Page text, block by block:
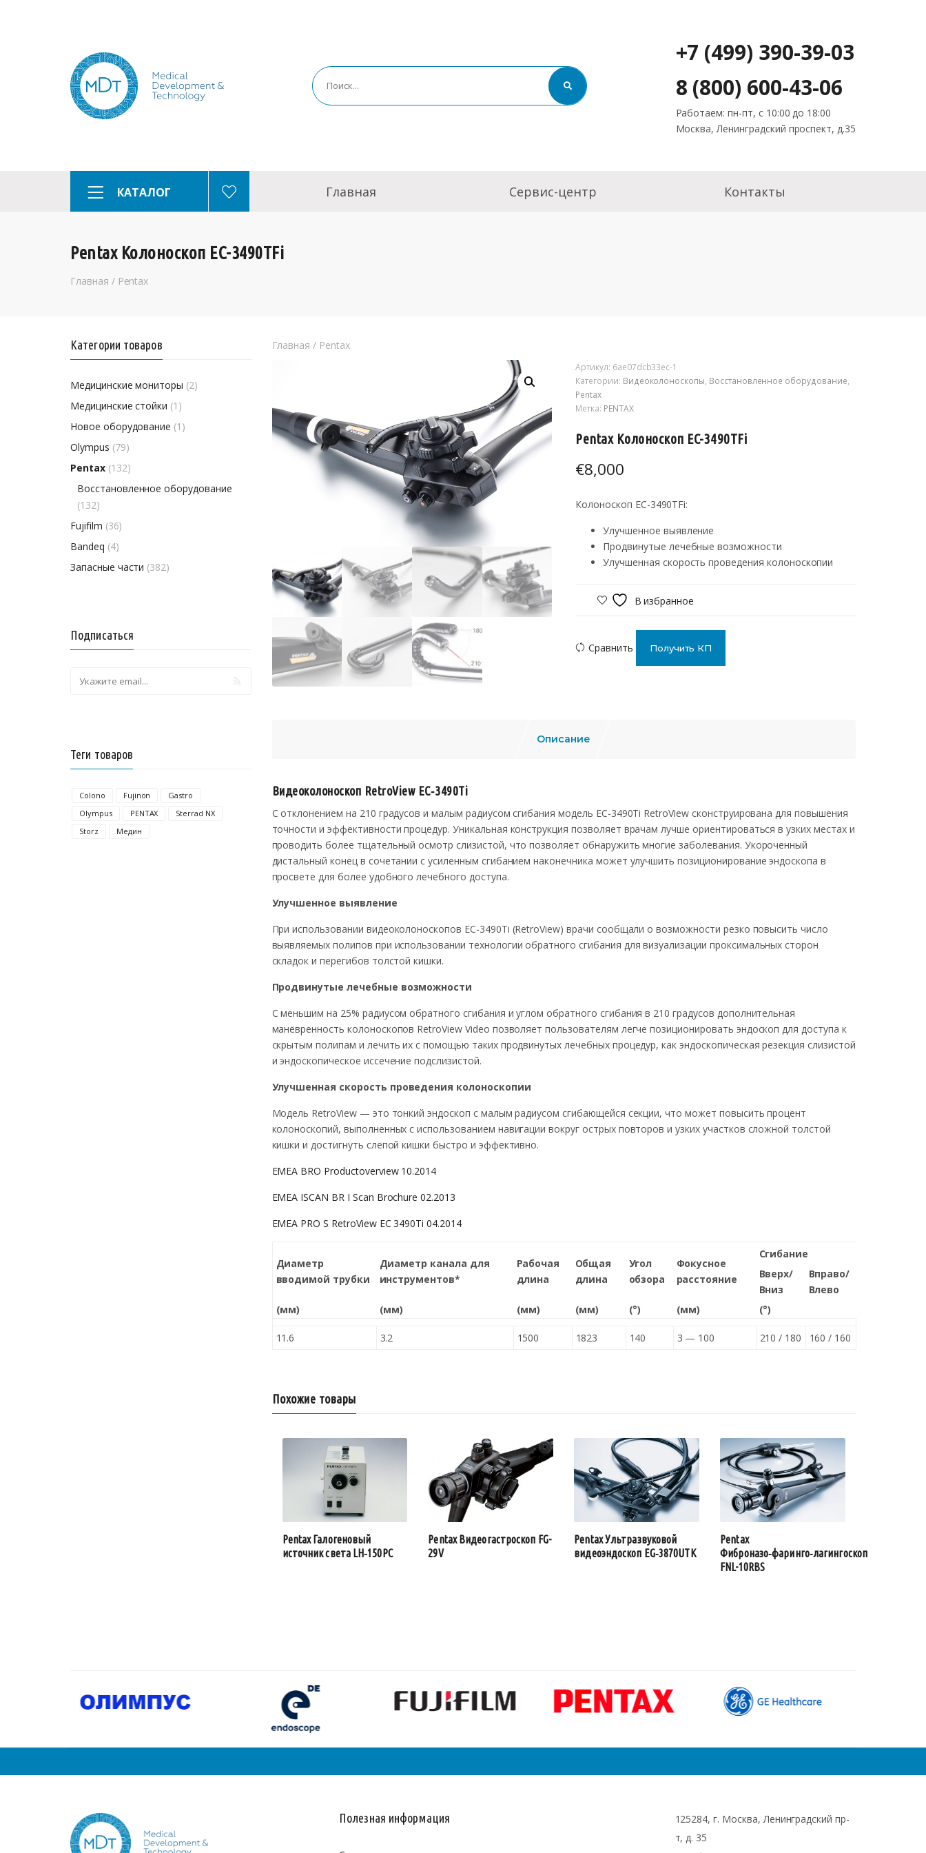
+7 (499) 390-39-03
8 (800) 600-43-06
Работаем: пн-пт, с 10:00 до 18:00
Москва, Ленинградский проспект, д.35
КАТАЛОГ Главная Сервис-центр Контакты
Pentax Колоноскоп EC-3490TFi
Главная / Pentax
Категории товаров
Медицинские мониторы (2)
Медицинские стойки (1)
Новое оборудование (1)
Olympus (79)
Pentax (132)
Восстановленное оборудование
(132)
Fujifilm (36)
Bandeq (4)
Запасные части (382)
Подписаться
Теги товаров
Colono Fujinon
Gastro
Olympus
PENTAX
Sterrad NX
Storz
Медин
Главная / Pentax
Артикул: 6ae07dcb33ec-1
Категории: Видеоколоноскопы Восстановленное оборудование
Pentax
Метка: PENTAX
Pentax Колоноскоп EC-3490TFi
€8,000
Колоноскоп EC-3490TFi:
Улучшенное выявление
Продвинутые лечебные возможности
Улучшенная скорость проведения колоноскопии
В избранное
Сравнить Получить КП
Описание
Видеоколоноскоп RetroView EC‑3490Ti
С отклонением на 210 градусов и малым радиусом сгибания модель EC-3490Ti RetroView сконструирована для повышения
точности и эффективности процедур. Уникальная конструкция позволяет врачам лучше ориентироваться в узких местах и
проводить более тщательный осмотр слизистой, что позволяет обнаружить многие заболевания. Укороченный
дистальный конец в сочетании с усиленным сгибанием наконечника может улучшить позиционирование эндоскопа в
просвете для более удобного лечебного доступа.
Улучшенное выявление
При использовании видеоколоноскопов EC-3490Ti (RetroView) врачи сообщали о возможности резко повысить число
выявляемых полипов при использовании технологии обратного сгибания для визуализации проксимальных сторон
складок и перегибов толстой кишки.
Продвинутые лечебные возможности
С меньшим на 25% радиусом обратного сгибания и углом обратного сгибания в 210 градусов дополнительная
манёвренность колоноскопов RetroView Video позволяет пользователям легче позиционировать эндоскоп для доступа к
скрытым полипам и лечить их с помощью таких продвинутых лечебных процедур, как эндоскопическая резекция слизистой
и эндоскопическое иссечение подслизистой.
Улучшенная скорость проведения колоноскопии
Модель RetroView — это тонкий эндоскоп с малым радиусом сгибающейся секции, что может повысить процент
колоноскопий, выполненных с использованием навигации вокруг острых повторов и узких участков сложной толстой
кишки и достигнуть слепой кишки быстро и эффективно.
EMEA BRO Productoverview 10.2014
EMEA ISCAN BR I Scan Brochure 02.2013
EMEA PRO S RetroView EC 3490Ti 04.2014
Диаметр
вводимой трубки
Диаметр канала для
инструментов*
Рабочая
длина
Общая
длина
Угол
обзора
Фокусное
расстояние
Сгибание
Вверх/
Вниз
Вправо/
Влево
(мм)
(мм) (мм) (мм) (°) (мм) (°)
11.6 3.2 1500 1823 140 3 — 100 210 / 180 160 / 160
Похожие товары
Pentax Галогеновый
источник света LH‑150PC
Pentax Видеогастроскоп FG-
29V
Pentax Ультразвуковой
видеоэндоскоп EG‑3870UTK
Pentax
Фиброназо‑фаринго‑лагингоскоп
FNL-10RBS
Полезная информация
125284, г. Москва, Ленинградский пр-
т, д. 35